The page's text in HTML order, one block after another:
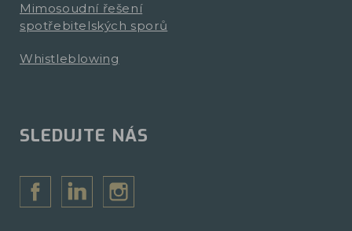
Mimosoudní řešení
spotřebitelských sporů
Whistleblowing
SLEDUJTE NÁS